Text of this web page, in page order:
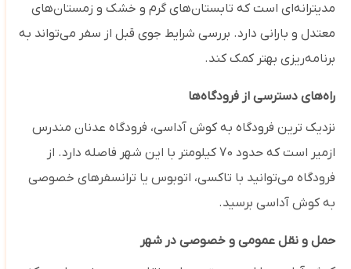
مدیترانه‌ای است که تابستان‌های گرم و خشک و زمستان‌های
معتدل و بارانی دارد. بررسی شرایط جوی قبل از سفر می‌تواند به
برنامه‌ریزی بهتر کمک کند.
راه‌های دسترسی از فرودگاه‌ها
نزدیک ‌ترین فرودگاه به کوش آداسی، فرودگاه عدنان مندرس
ازمیر است که حدود 70 کیلومتر با این شهر فاصله دارد. از
فرودگاه می‌توانید با تاکسی، اتوبوس یا ترانسفرهای خصوصی
به کوش آداسی برسید.
حمل و نقل عمومی و خصوصی در شهر